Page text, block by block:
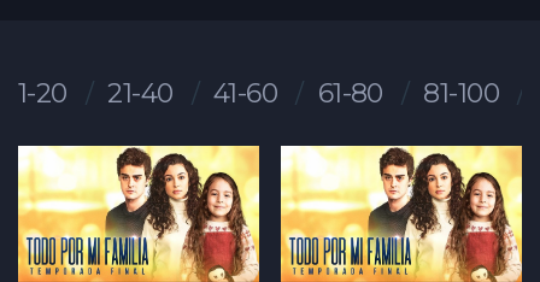
1-20 21-40 41-60 61-80 81-100